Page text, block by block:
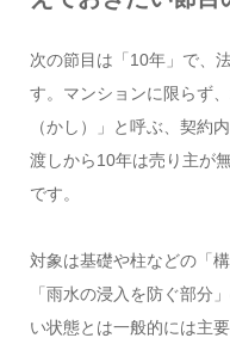
次の節目は「10年」で、
す。マンションに限らず
（かし）」と呼ぶ、契約
渡しから10年は売り主が
です。
対象は基礎や柱などの「
「雨水の浸入を防ぐ部分
い状態とは一般的には主